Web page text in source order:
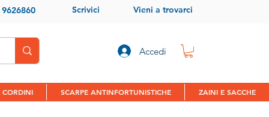
Accedi
Scrivici Vieni a trovarci
CORDINI SCARPE ANTINFORTUNISTICHE ZAINI E SACCHE